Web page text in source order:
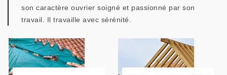
son caractère ouvrier soigné et passionné par son
travail. Il travaille avec sérénité.